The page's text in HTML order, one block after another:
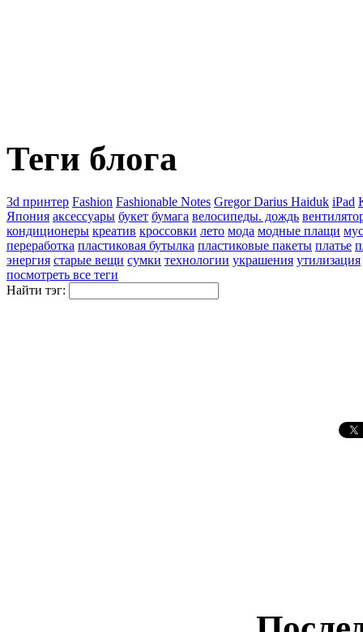
Теги блога
3d принтер Fashion Fashionable Notes Gregor Darius Haiduk iPad
Япония аксессуары букет бумага велосипеды. дождь
кондиционеры креатив кроссовки лето мода модные плащи
переработка пластиковая бутылка пластиковые пакеты платье
энергия старые вещи сумки технологии украшения утилизация
посмотреть все теги
Найти тэг: